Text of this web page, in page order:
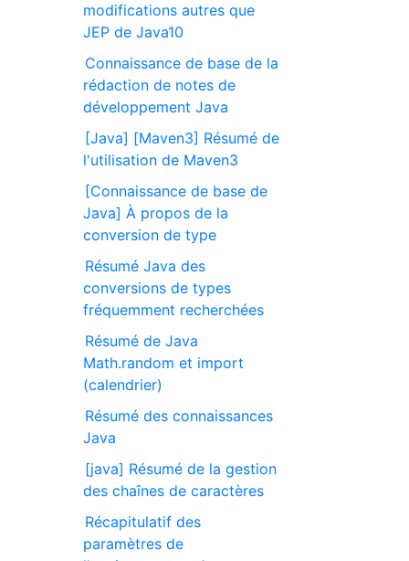
modifications autres que
JEP de Java10
Connaissance de base de la
rédaction de notes de
développement Java
[Java] [Maven3] Résumé de
l'utilisation de Maven3
[Connaissance de base de
Java] À propos de la
conversion de type
Résumé Java des
conversions de types
fréquemment recherchées
Résumé de Java
Math.random et import
(calendrier)
Résumé des connaissances
Java
[java] Résumé de la gestion
des chaînes de caractères
Récapitulatif des
paramètres de